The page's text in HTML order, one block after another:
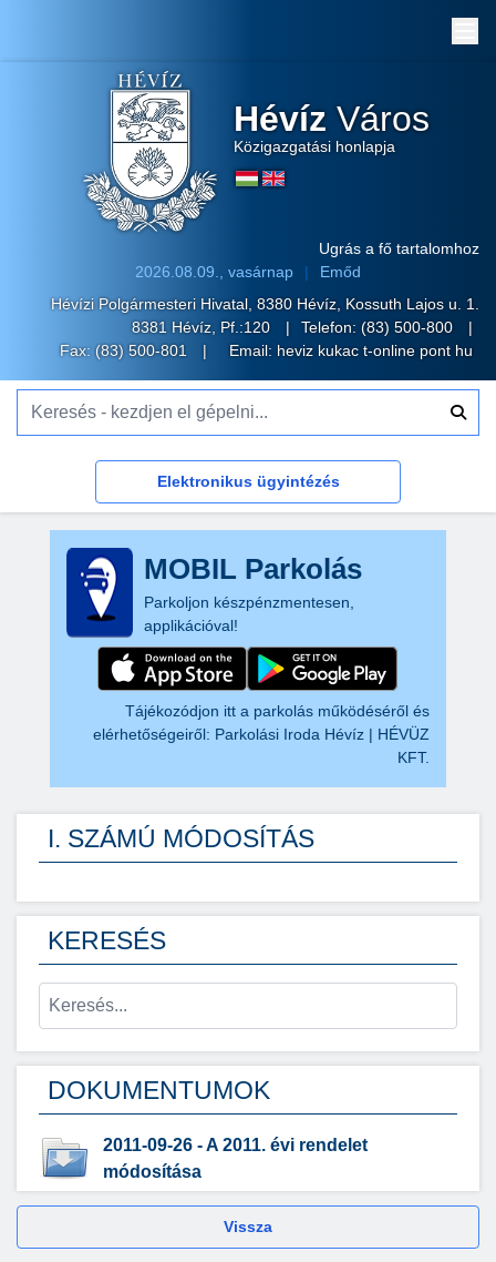
Hévíz Város
Közigazgatási honlapja
Ugrás a fő tartalomhoz
2026.08.09., vasárnap
Emőd
Hévízi Polgármesteri Hivatal, 8380 Hévíz, Kossuth Lajos u. 1.
8381 Hévíz, Pf.:120
Telefon: (83) 500-800
Fax: (83) 500-801
Email: heviz kukac t-online pont hu
Elektronikus ügyintézés
MOBIL Parkolás
Parkoljon készpénzmentesen,
applikációval!
Tájékozódjon itt a parkolás működéséről és
elérhetőségeiről: Parkolási Iroda Hévíz | HÉVÜZ
KFT.
I. SZÁMÚ MÓDOSÍTÁS
KERESÉS
DOKUMENTUMOK
2011-09-26 - A 2011. évi rendelet
módosítása
Vissza